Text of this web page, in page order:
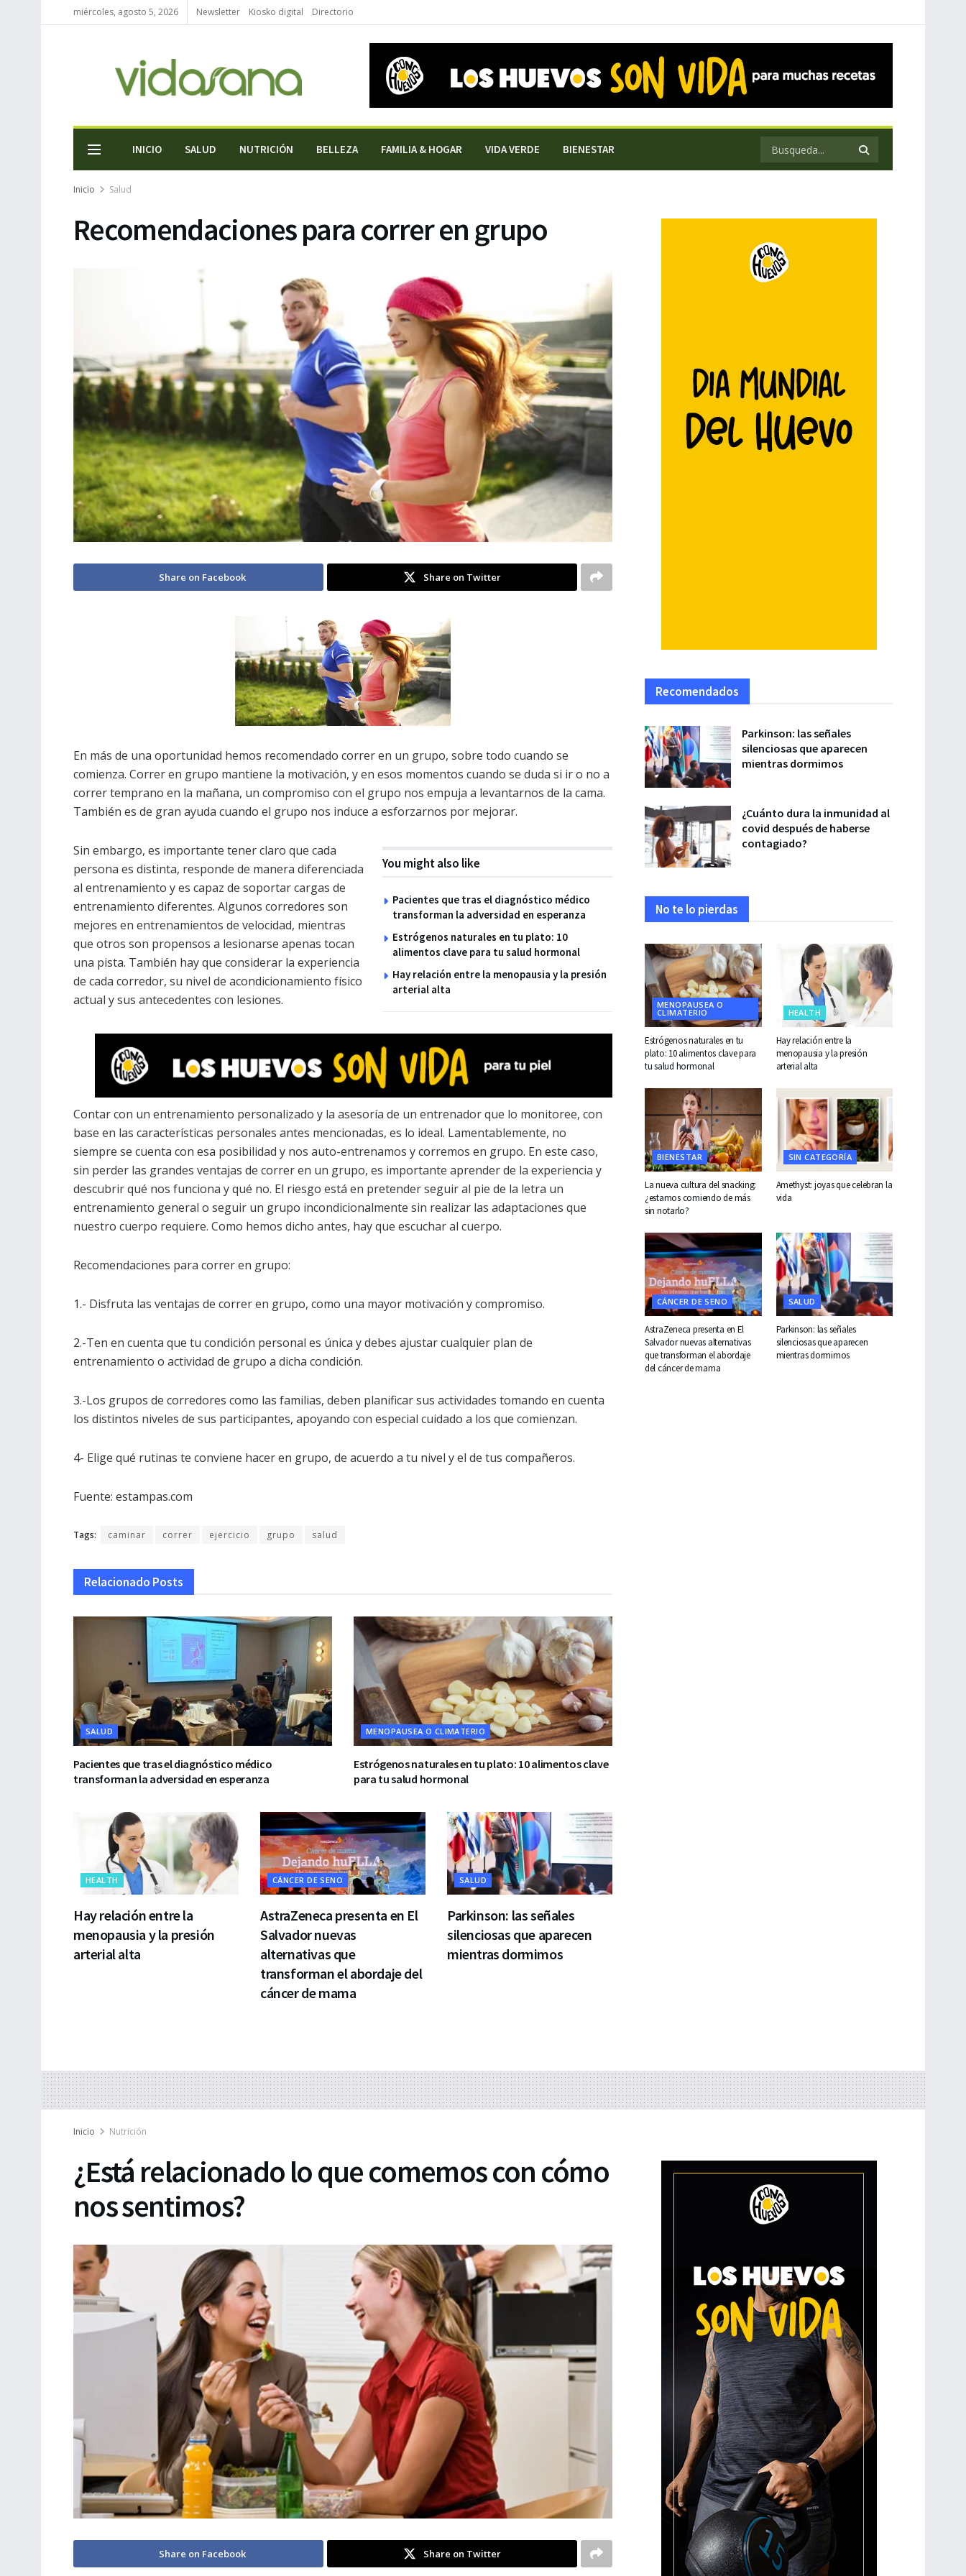
miércoles, agosto 5, 2026 Newsletter Kiosko digital Directorio
INICIO SALUD NUTRICIÓN BELLEZA FAMILIA & HOGAR VIDA VERDE BIENESTAR
Inicio Salud
Recomendaciones para correr en grupo
Share on Facebook Share on Twitter
En más de una oportunidad hemos recomendado correr en un grupo, sobre todo cuando se
comienza. Correr en grupo mantiene la motivación, y en esos momentos cuando se duda si ir o no a
correr temprano en la mañana, un compromiso con el grupo nos empuja a levantarnos de la cama.
También es de gran ayuda cuando el grupo nos induce a esforzarnos por mejorar.
You might also like
Pacientes que tras el diagnóstico médico
transforman la adversidad en esperanza
Estrógenos naturales en tu plato: 10
alimentos clave para tu salud hormonal
Hay relación entre la menopausia y la presión
arterial alta
Sin embargo, es importante tener claro que cada
persona es distinta, responde de manera diferenciada
al entrenamiento y es capaz de soportar cargas de
entrenamiento diferentes. Algunos corredores son
mejores en entrenamientos de velocidad, mientras
que otros son propensos a lesionarse apenas tocan
una pista. También hay que considerar la experiencia
de cada corredor, su nivel de acondicionamiento físico
actual y sus antecedentes con lesiones.
Contar con un entrenamiento personalizado y la asesoría de un entrenador que lo monitoree, con
base en las características personales antes mencionadas, es lo ideal. Lamentablemente, no
siempre se cuenta con esa posibilidad y nos auto-entrenamos y corremos en grupo. En este caso,
sin perder las grandes ventajas de correr en un grupo, es importante aprender de la experiencia y
descubrir qué nos funciona y qué no. El riesgo está en pretender seguir al pie de la letra un
entrenamiento general o seguir un grupo incondicionalmente sin realizar las adaptaciones que
nuestro cuerpo requiere. Como hemos dicho antes, hay que escuchar al cuerpo.
Recomendaciones para correr en grupo:
1.- Disfruta las ventajas de correr en grupo, como una mayor motivación y compromiso.
2.-Ten en cuenta que tu condición personal es única y debes ajustar cualquier plan de
entrenamiento o actividad de grupo a dicha condición.
3.-Los grupos de corredores como las familias, deben planificar sus actividades tomando en cuenta
los distintos niveles de sus participantes, apoyando con especial cuidado a los que comienzan.
4- Elige qué rutinas te conviene hacer en grupo, de acuerdo a tu nivel y el de tus compañeros.
Fuente: estampas.com
Tags: caminar correr ejercicio grupo salud
Relacionado Posts
SALUD
Pacientes que tras el diagnóstico médico
transforman la adversidad en esperanza
MENOPAUSEA O CLIMATERIO
Estrógenos naturales en tu plato: 10 alimentos clave
para tu salud hormonal
HEALTH
Hay relación entre la
menopausia y la presión
arterial alta
CÁNCER DE SENO
AstraZeneca presenta en El
Salvador nuevas
alternativas que
transforman el abordaje del
cáncer de mama
SALUD
Parkinson: las señales
silenciosas que aparecen
mientras dormimos
Recomendados
Parkinson: las señales
silenciosas que aparecen
mientras dormimos
¿Cuánto dura la inmunidad al
covid después de haberse
contagiado?
No te lo pierdas
MENOPAUSEA O
CLIMATERIO
Estrógenos naturales en tu
plato: 10 alimentos clave para
tu salud hormonal
HEALTH
Hay relación entre la
menopausia y la presión
arterial alta
BIENESTAR
La nueva cultura del snacking:
¿estamos comiendo de más
sin notarlo?
SIN CATEGORÍA
Amethyst: joyas que celebran la
vida
CÁNCER DE SENO
AstraZeneca presenta en El
Salvador nuevas alternativas
que transforman el abordaje
del cáncer de mama
SALUD
Parkinson: las señales
silenciosas que aparecen
mientras dormimos
Inicio Nutrición
¿Está relacionado lo que comemos con cómo
nos sentimos?
Share on Facebook Share on Twitter